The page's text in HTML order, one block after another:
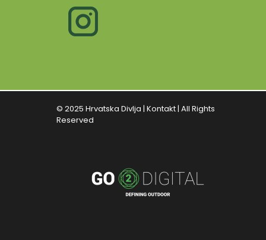
© 2025 Hrvatska Divlja | Kontakt| All Rights
Reserved